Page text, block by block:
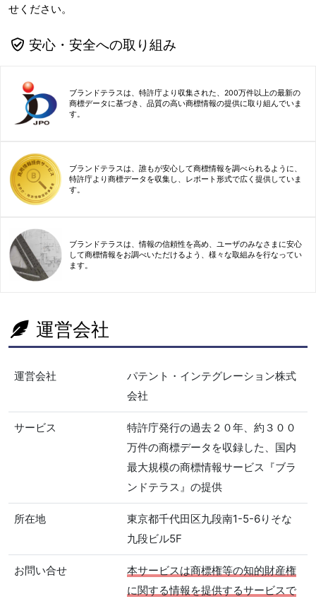
せください。
安心・安全への取り組み
ブランドテラスは、特許庁より収集された、200万件以上の最新の
商標データに基づき、品質の高い商標情報の提供に取り組んでいま
す。
ブランドテラスは、誰もが安心して商標情報を調べられるように、
特許庁より商標データを収集し、レポート形式で広く提供していま
す。
ブランドテラスは、情報の信頼性を高め、ユーザのみなさまに安心
して商標情報をお調べいただけるよう、様々な取組みを行なってい
ます。
運営会社
運営会社
パテント・インテグレーション株式
会社
サービス
特許庁発行の過去２０年、約３００
万件の商標データを収録した、国内
最大規模の商標情報サービス『ブラ
ンドテラス』の提供
所在地
東京都千代田区九段南1-5-6りそな
九段ビル5F
お問い合せ
本サービスは商標権等の知的財産権
に関する情報を提供するサービスで